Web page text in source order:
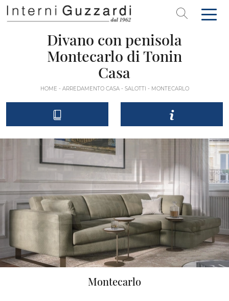
Divano con penisola
Montecarlo di Tonin
Casa
HOME - ARREDAMENTO CASA- SALOTTI - MONTECARLO
Montecarlo